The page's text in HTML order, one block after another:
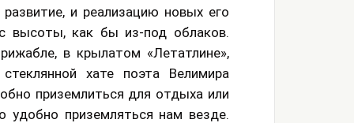
и реализацию новых его
высоты, как бы из-под облаков.
в крылатом «Летатлине»,
хате поэта Велимира
приземлиться для отдыха или
удобно приземляться нам везде.